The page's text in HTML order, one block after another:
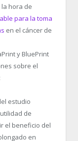
la hora de
para la toma
en el cáncer de
y BluePrint
sobre el
estudio
de
el beneficio del
en